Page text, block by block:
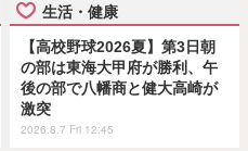
生活・健康
【高校野球2026夏】第3日朝
の部は東海大甲府が勝利、午
後の部で八幡商と健大高崎が
激突
2026.8.7 Fri 12:45